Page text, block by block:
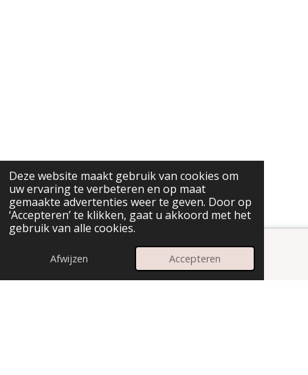
Deze website maakt gebruik van cookies om
uw ervaring te verbeteren en op maat
gemaakte advertenties weer te geven. Door op
‘Accepteren’ te klikken, gaat u akkoord met het
gebruik van alle cookies.
Afwijzen Accepteren
E-mailadres